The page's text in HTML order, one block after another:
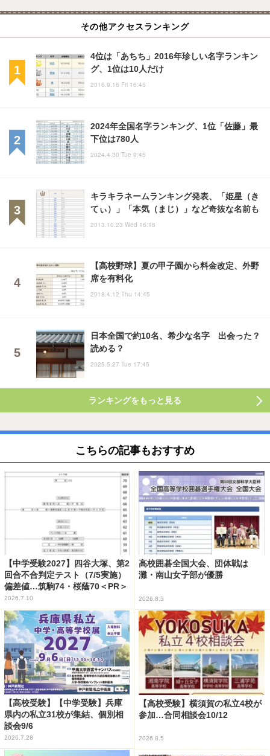
その他アクセスランキング
4位は「あちち」2016年珍しい名字ランキン
グ、1位は10人だけ
2016.9.16 Fri 16:45
2024年全国名字ランキング、1位「佐藤」最
下位は780人
2024.4.30 Tue 9:45
キラキラネームランキング発表、「姫星（き
てぃ）」「本気（まじ）」など奇抜な名前も
2013.10.23 Wed 16:18
【高校野球】夏の甲子園から料金改定、外野
席を有料化
2018.4.12 Thu 14:45
日本全国で約10名、希少な名字 出会った？
読める？
2025.5.27 Tue 17:45
ランキングをもっと見る
こちらの記事もおすすめ
【中学受験2027】四谷大塚、第2
回合不合判定テスト（7/5実施）
偏差値…筑駒74・桜蔭70＜PR＞
2026.7.10
高校囲碁全国大会、団体戦は
灘・南山女子部が優勝
2026.8.5
【高校受験】【中学受験】兵庫
県内の私立31校が集結、個別相
談会9/6
2026.7.28
【高校受験】横須賀の私立4校が
参加…合同相談会10/12
2026.8.5